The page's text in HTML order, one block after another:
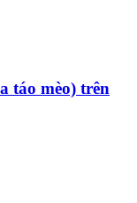
táo mèo) trên